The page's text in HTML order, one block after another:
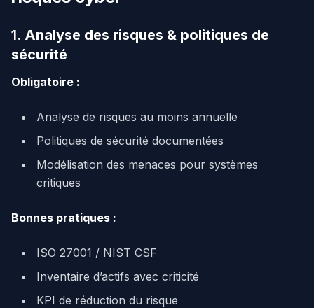
1. Analyse des risques & politiques de
sécurité
Obligatoire :
Analyse de risques au moins annuelle
Politiques de sécurité documentées
Modélisation des menaces pour systèmes
critiques
Bonnes pratiques :
ISO 27001 / NIST CSF
Inventaire d’actifs avec criticité
KPI de réduction du risque